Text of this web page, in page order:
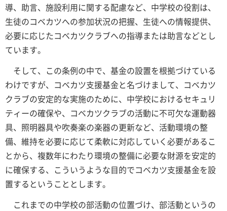
導、助言、施設利用に関する配慮など、中学校の役割は、
生徒のコベカツへの参加状況の把握、生徒への情報提供、
必要に応じたコベカツクラブへの指導または助言などとし
ています。
そして、この条例の中で、基金の設置を根拠づけている
わけですが、コベカツ支援基金と名づけまして、コベカツ
クラブの安定的な実施のために、中学校におけるセキュリ
ティーの確保や、コベカツクラブの活動に不可欠な運動器
具、照明器具や吹奏楽の楽器の更新など、活動環境の整
備、維持を必要に応じて柔軟に対応していく必要があるこ
とから、複数年にわたり環境の整備に必要な財源を安定的
に確保する、こういうような目的でコベカツ支援基金を設
置するということとします。
これまでの中学校の部活動の位置づけ、部活動というの